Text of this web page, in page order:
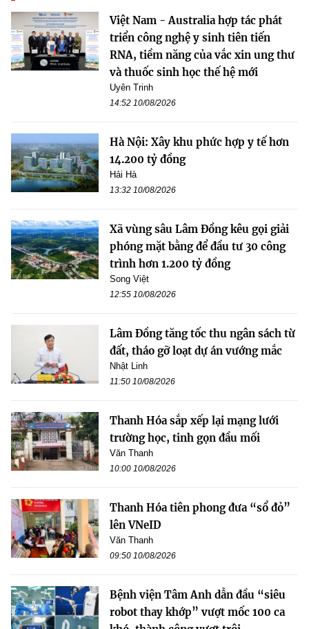
Việt Nam - Australia hợp tác phát
triển công nghệ y sinh tiên tiến
RNA, tiềm năng của vắc xin ung thư
và thuốc sinh học thế hệ mới
Uyên Trinh
14:52 10/08/2026
Hà Nội: Xây khu phức hợp y tế hơn
14.200 tỷ đồng
Hải Hà
13:32 10/08/2026
Xã vùng sâu Lâm Đồng kêu gọi giải
phóng mặt bằng để đầu tư 30 công
trình hơn 1.200 tỷ đồng
Song Việt
12:55 10/08/2026
Lâm Đồng tăng tốc thu ngân sách từ
đất, tháo gỡ loạt dự án vướng mắc
Nhật Linh
11:50 10/08/2026
Thanh Hóa sắp xếp lại mạng lưới
trường học, tinh gọn đầu mối
Văn Thanh
10:00 10/08/2026
Thanh Hóa tiên phong đưa “sổ đỏ”
lên VNeID
Văn Thanh
09:50 10/08/2026
Bệnh viện Tâm Anh dẫn đầu “siêu
robot thay khớp” vượt mốc 100 ca